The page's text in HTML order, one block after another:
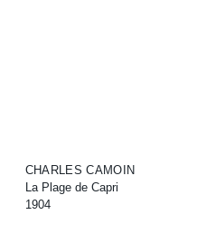
CHARLES CAMOIN
La Plage de Capri
1904